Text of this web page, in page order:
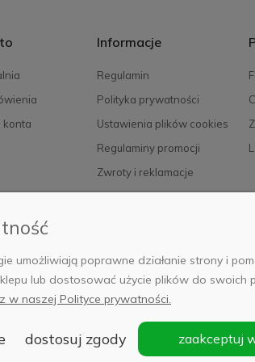
konta
Informacje
Regulamin
Polityka prywatności
Ustawienia plików cookies
Regulaminy promocji
Zwroty i reklamacje
FAQ
© 2025 Wszelkie prawa
Siedziba: 02-486 WARSZAWA,
umożliwiają poprawne działanie strony i
lub dostosować użycie plików do swoich
w naszej Polityce prywatności.
dostosuj zgody zaakceptuj